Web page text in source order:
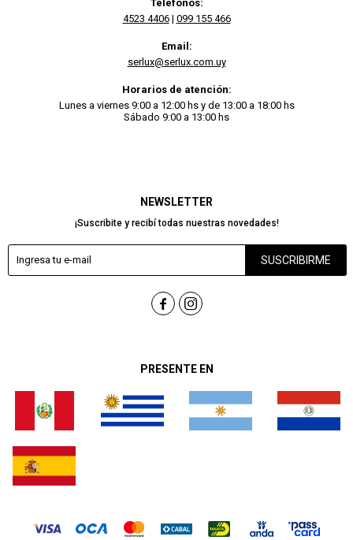
PRESENTE EN
NEWSLETTER
¡Suscribite y recibí todas nuestras novedades!
SUSCRIBIRME
 
Teléfonos:
4523 4406| 099 155 466
Email:
serlux@serlux.com.uy
Horarios de atención:
Lunes a viernes 9:00 a 12:00 hs y de 13:00 a 18:00 hs
Sábado 9:00 a 13:00 hs